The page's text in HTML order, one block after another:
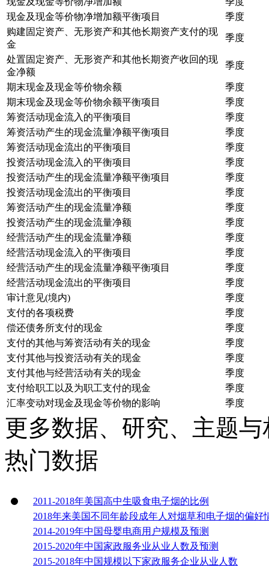
现金及现金等价物净增加额平衡项目
季度
购建固定资产、无形资产和其他长期资产支付的现
金
季度
处置固定资产、无形资产和其他长期资产收回的现
金净额
季度
期末现金及现金等价物余额
季度
期末现金及现金等价物余额平衡项目
季度
筹资活动现金流入的平衡项目
季度
筹资活动产生的现金流量净额平衡项目
季度
筹资活动现金流出的平衡项目
季度
投资活动现金流入的平衡项目
季度
投资活动产生的现金流量净额平衡项目
季度
投资活动现金流出的平衡项目
季度
筹资活动产生的现金流量净额
季度
投资活动产生的现金流量净额
季度
经营活动产生的现金流量净额
季度
经营活动现金流入的平衡项目
季度
经营活动产生的现金流量净额平衡项目
季度
经营活动现金流出的平衡项目
季度
审计意见(境内)
季度
支付的各项税费
季度
偿还债务所支付的现金
季度
支付的其他与筹资活动有关的现金
季度
支付其他与投资活动有关的现金
季度
支付其他与经营活动有关的现金
季度
支付给职工以及为职工支付的现金
季度
汇率变动对现金及现金等价物的影响
季度
更多数据、研究、主题
热门数据
2011-2018年美国高中生吸食电子烟的比例
2018年来美国不同年龄段成年人对烟草和电子烟的偏好
2014-2019年中国母婴电商用户规模及预测
2015-2020年中国家政服务业从业人数及预测
2015-2018年中国规模以下家政服务企业从业人数